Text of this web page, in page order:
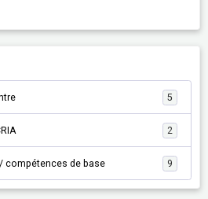
5
2
compétences de base 9